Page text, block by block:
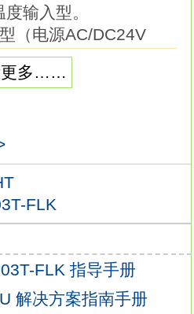
输入型。
（电源AC/DC24V
障、加热器过电流检
器已升级＆功能/性能
更多……
FLK
FLK 指导手册
解决方案指南手册